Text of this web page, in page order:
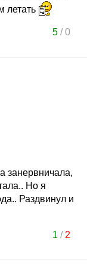
летать
5/0
занервничала,
Но я
Раздвинул и
1 / 2